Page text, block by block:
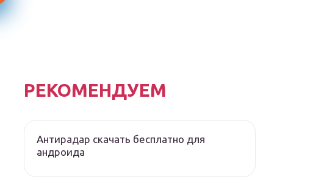
РЕКОМЕНДУЕМ
Антирадар скачать бесплатно для
андроида